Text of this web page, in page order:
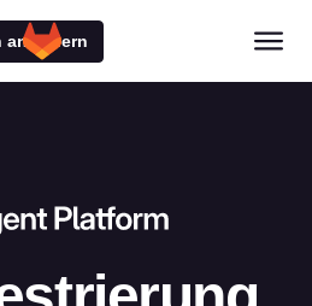
anfordern